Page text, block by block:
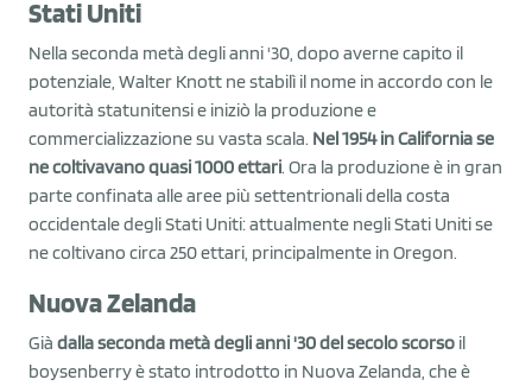
Stati Uniti
Nella seconda metà degli anni '30, dopo averne capito il
potenziale, Walter Knott ne stabilì il nome in accordo con le
autorità statunitensi e iniziò la produzione e
commercializzazione su vasta scala. Nel 1954 in California se
ne coltivavano quasi 1000 ettari. Ora la produzione è in gran
parte confinata alle aree più settentrionali della costa
occidentale degli Stati Uniti: attualmente negli Stati Uniti se
ne coltivano circa 250 ettari, principalmente in Oregon.
Nuova Zelanda
Già dalla seconda metà degli anni '30 del secolo scorso il
boysenberry è stato introdotto in Nuova Zelanda, che è